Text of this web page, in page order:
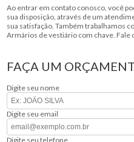
Ao entrar em contato conosco, você
sua disposição, através de um
sua satisfação. Também trabalhamos
Armários de vestiário com chave. Fale
FAÇA UM
Digite seu nome
Digite seu email
Digite seu telefone